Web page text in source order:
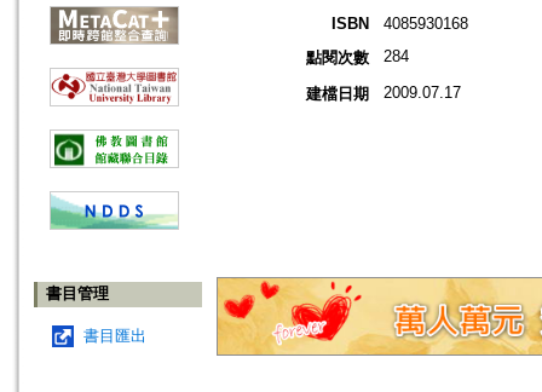
書目管理
書目匯出
ISBN
4085930168
點閱次數
284
建檔日期 2009.07.17